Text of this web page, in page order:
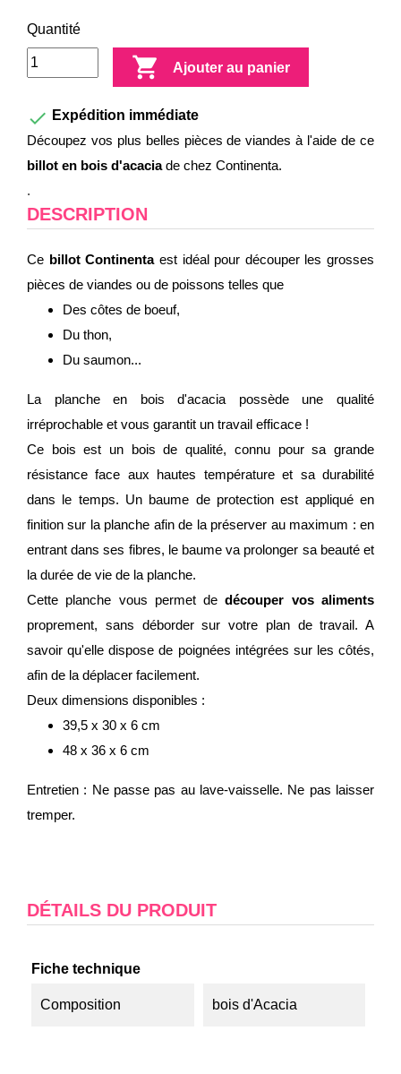
Quantité
 Ajouter au panier
 Expédition immédiate
Découpez vos plus belles pièces de viandes à l'aide de ce
billot en bois d'acaciade chez Continenta.
.
DESCRIPTION
Ce billot Continentaest idéal pour découper les grosses
pièces de viandes ou de poissons telles que
Des côtes de boeuf,
Du thon,
Du saumon...
La planche en bois d'acacia possède une qualité
irréprochable et vous garantit un travail efficace !
Ce bois est un bois de qualité, connu pour sa grande
résistance face aux hautes température et sa durabilité
dans le temps. Un baume de protection est appliqué en
finition sur la planche afin de la préserver au maximum : en
entrant dans ses fibres, le baume va prolonger sa beauté et
la durée de vie de la planche.
Cette planche vous permet dedécouper vos aliments
proprement, sans déborder sur votre plan de travail. A
savoir qu'elle dispose de poignées intégrées sur les côtés,
afin de la déplacer facilement.
Deux dimensions disponibles :
39,5 x 30 x 6 cm
48 x 36 x 6 cm
Entretien : Ne passe pas au lave-vaisselle. Ne pas laisser
tremper.
DÉTAILS DU PRODUIT
Fiche technique
Composition bois d'Acacia